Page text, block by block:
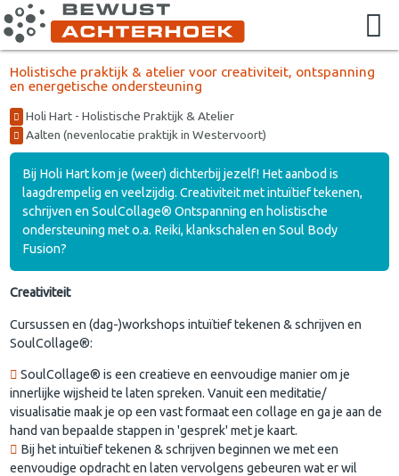
Holistische praktijk & atelier voor creativiteit, ontspanning
en energetische ondersteuning
Holi Hart - Holistische Praktijk & Atelier
Aalten (nevenlocatie praktijk in Westervoort)
Bij Holi Hart kom je (weer) dichterbij jezelf! Het aanbod is
laagdrempelig en veelzijdig. Creativiteit met intuïtief tekenen,
schrijven en SoulCollage® Ontspanning en holistische
ondersteuning met o.a. Reiki, klankschalen en Soul Body
Fusion?
Creativiteit
Cursussen en (dag-)workshops intuïtief tekenen & schrijven en
SoulCollage®:
SoulCollage® is een creatieve en eenvoudige manier om je
innerlijke wijsheid te laten spreken. Vanuit een meditatie/
visualisatie maak je op een vast formaat een collage en ga je aan de
hand van bepaalde stappen in 'gesprek' met je kaart.
Bij het intuïtief tekenen & schrijven beginnen we met een
eenvoudige opdracht en laten vervolgens gebeuren wat er wil